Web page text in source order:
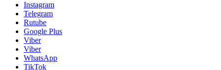
Instagram
Telegram
Rutube
Google Plus
Viber
Viber
WhatsApp
TikTok